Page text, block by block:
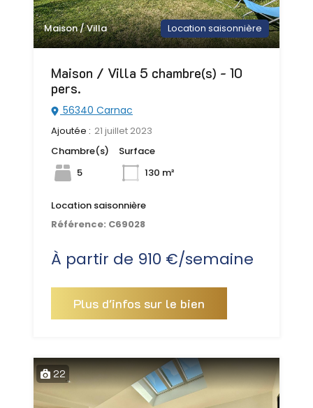
Maison / Villa Location saisonnière
Maison / Villa 5 chambre(s) - 10
pers.
56340 Carnac
Ajoutée : 21 juillet 2023
Chambre(s)
5
Surface
130 m²
Location saisonnière
Référence: C69028
À partir de 910 €/semaine
Plus d'infos sur le bien
22